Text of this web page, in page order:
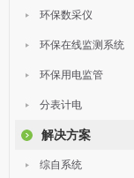
环保数采仪
环保在线监测系统
环保用电监管
分表计电
解决方案
综自系统